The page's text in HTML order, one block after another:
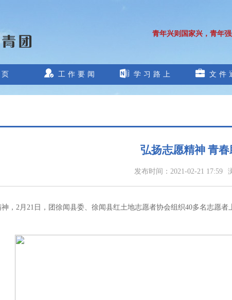
青年兴则国家兴，青年
工作要闻 学习路上 文件
弘扬志愿精神 青
发布时间： 2021-02-21 17:59
，2月21日，团徐闻县委、徐闻县红土地志愿者协会组织40多名志愿